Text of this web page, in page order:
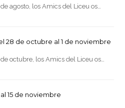
agosto, los Amics del Liceu os…
28 de octubre al 1 de noviembre
octubre, los Amics del Liceu os…
15 de noviembre